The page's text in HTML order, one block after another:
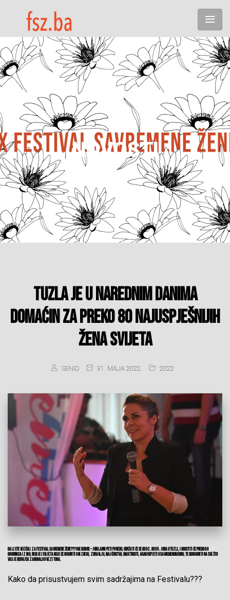
NOVOSTI
Tuzla je u narednim danima
domaćin za preko 80 najuspješnijih
žena svijeta
SENID 31. MAJA 2022. 2022
Da li ste već čuli za Festival Savremene Žene??? Ove godine – jubilarni peti po redu, održati će se od 02. do 05. juna u Tuzli, i ugostiti će preko 80
govornica iz BiH, regije i svijeta koje će govoriti o biznisu, zdravlju, majčinstvu, umjetnosti, kako uspjeti u savremenom dobu, te odgovoriti na sve što
vas je oduvijek zanimalo u vezi toga.
Kako da prisustvujem svim sadržajima na Festivalu???